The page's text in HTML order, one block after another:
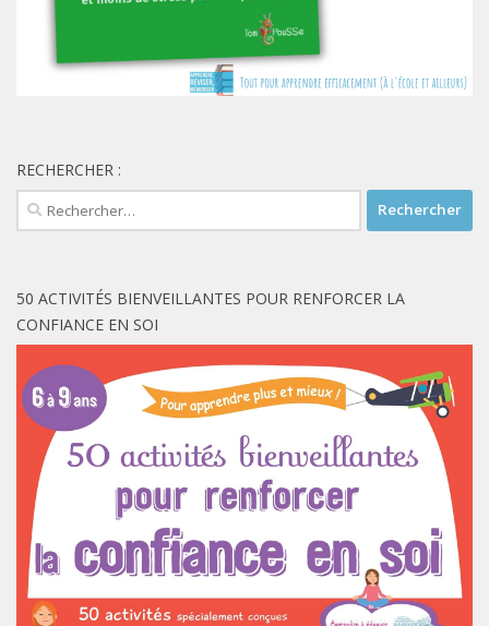
RECHERCHER :
Rechercher :
50 ACTIVITÉS BIENVEILLANTES POUR RENFORCER LA
CONFIANCE EN SOI